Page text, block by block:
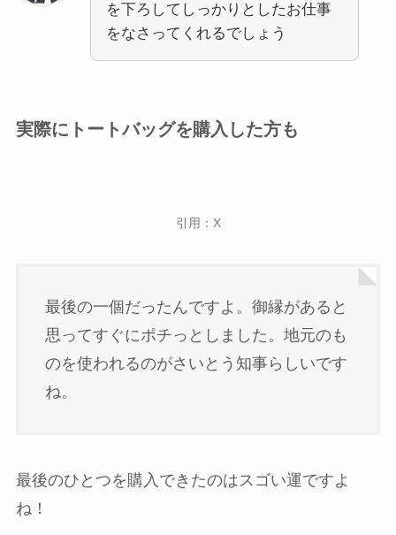
を下ろしてしっかりとしたお仕事
をなさってくれるでしょう
実際にトートバッグを購入した方も
引用：X
最後の一個だったんですよ。御縁があると
思ってすぐにポチっとしました。地元のも
のを使われるのがさいとう知事らしいです
ね。
最後のひとつを購入できたのはスゴい運ですよ
ね！